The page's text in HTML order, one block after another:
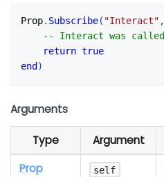
Prop. Subscribe( "Interact" ,
-- Interact was called
return true
end )
Arguments
Type Argument
Prop
self